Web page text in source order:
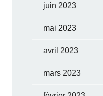
juin 2023
mai 2023
avril 2023
mars 2023